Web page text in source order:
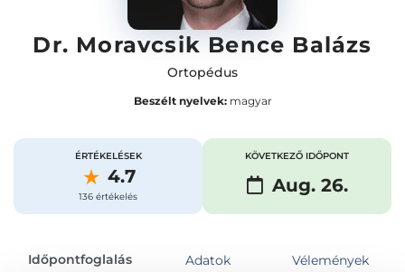
Dr. Moravcsik Bence Balázs
Ortopédus
Beszélt nyelvek:magyar
ÉRTÉKELÉSEK
4.7
136 értékelés
KÖVETKEZŐ IDŐPONT
Aug. 26.
Időpontfoglalás Adatok Vélemények